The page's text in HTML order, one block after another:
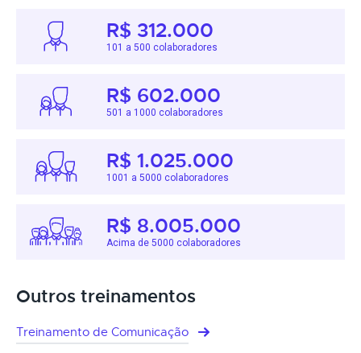
R$ 312.000
101 a 500 colaboradores
R$ 602.000
501 a 1000 colaboradores
R$ 1.025.000
1001 a 5000 colaboradores
R$ 8.005.000
Acima de 5000 colaboradores
Outros treinamentos
Treinamento de Comunicação